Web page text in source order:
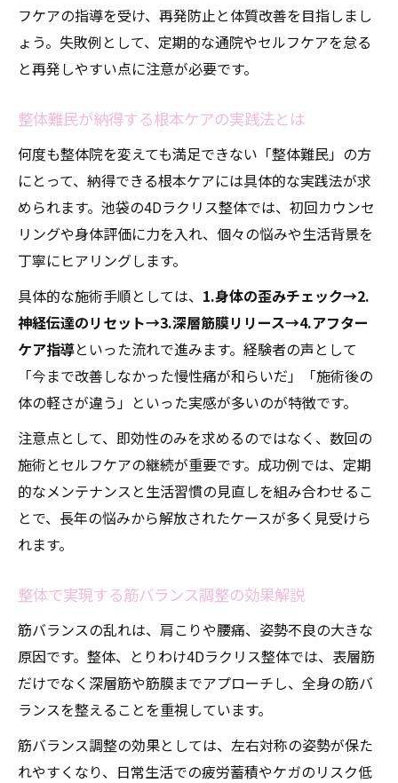
フケアの指導を受け、再発防止と体質改善を目指しまし
ょう。失敗例として、定期的な通院やセルフケアを怠る
と再発しやすい点に注意が必要です。
整体難民が納得する根本ケアの実践法とは
何度も整体院を変えても満足できない「整体難民」の方
にとって、納得できる根本ケアには具体的な実践法が求
められます。池袋の4Dラクリス整体では、初回カウンセ
リングや身体評価に力を入れ、個々の悩みや生活背景を
丁寧にヒアリングします。
具体的な施術手順としては、 1.身体の歪みチェック→2.
神経伝達のリセット→3.深層筋膜リリース→4.アフター
ケア指導といった流れで進みます。経験者の声として
「今まで改善しなかった慢性痛が和らいだ」「施術後の
体の軽さが違う」といった実感が多いのが特徴です。
注意点として、即効性のみを求めるのではなく、数回の
施術とセルフケアの継続が重要です。成功例では、定期
的なメンテナンスと生活習慣の見直しを組み合わせるこ
とで、長年の悩みから解放されたケースが多く見受けら
れます。
整体で実現する筋バランス調整の効果解説
筋バランスの乱れは、肩こりや腰痛、姿勢不良の大きな
原因です。整体、とりわけ4Dラクリス整体では、表層筋
だけでなく深層筋や筋膜までアプローチし、全身の筋バ
ランスを整えることを重視しています。
筋バランス調整の効果としては、左右対称の姿勢が保た
れやすくなり、日常生活での疲労蓄積やケガのリスク低